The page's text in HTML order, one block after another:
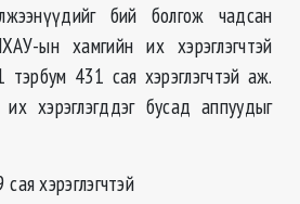
бий болгож чадсан
ын хамгийн их хэрэглэгчтэй
431 сая хэрэглэгчтэй аж.
хэрэглэгддэг бусад аппуудыг
хэрэглэгчтэй